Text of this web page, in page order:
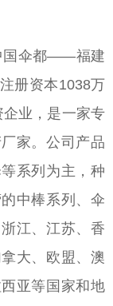
伞都——福建
册资本1038万
业，是一家专
家。公司产品
系列为主，种
中棒系列、伞
江、江苏、香
大、欧盟、澳
亚等国家和地